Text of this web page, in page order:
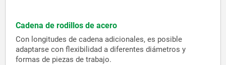
Cadena de rodillos de acero
Con longitudes de cadena adicionales, es posible
adaptarse con flexibilidad a diferentes diámetros y
formas de piezas de trabajo.